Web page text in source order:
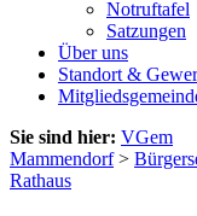
Notruftafel
Satzungen
Über uns
Standort &
Sie sind hier: VGem
Mammendorf>
Rathaus